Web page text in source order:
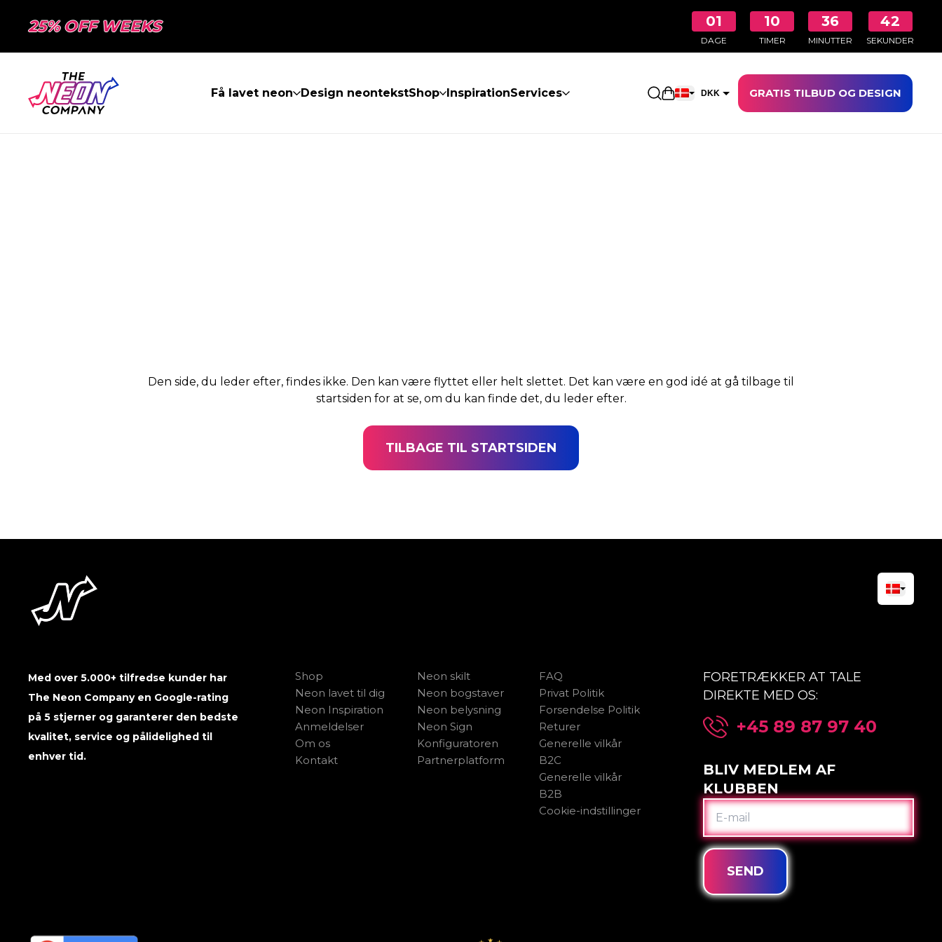
25% OFF WEEKS 01
DAGE
10
TIMER
36
MINUTTER
41
SEKUNDER
Få lavet neon Design neontekstShop InspirationServices Åbn indkøbskurven
DKK GRATIS TILBUD OG DESIGN
Den side, du leder efter, findes ikke. Den kan være flyttet eller helt slettet. Det kan være en god idé at gå tilbage til
startsiden for at se, om du kan finde det, du leder efter.
TILBAGE TIL STARTSIDEN
Med over 5.000+ tilfredse kunder har
The Neon Company en Google-rating
på 5 stjerner og garanterer den bedste
kvalitet, service og pålidelighed til
enhver tid.
Shop
Neon lavet til dig
Neon Inspiration
Anmeldelser
Om os
Kontakt
Neon skilt
Neon bogstaver
Neon belysning
Neon Sign
Konfiguratoren
Partnerplatform
FAQ
Privat Politik
Forsendelse Politik
Returer
Generelle vilkår
B2C
Generelle vilkår
B2B
Cookie-indstillinger
FORETRÆKKER AT TALE
DIREKTE MED OS:
+45 89 87 97 40
BLIV MEDLEM AF
KLUBBEN
E-
MAIL
SEND